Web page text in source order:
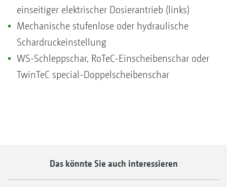
einseitiger elektrischer Dosierantrieb (links)
Mechanische stufenlose oder hydraulische
Schardruckeinstellung
WS-Schleppschar, RoTeC-Einscheibenschar oder
TwinTeC special-Doppelscheibenschar
Das könnte Sie auch interessieren